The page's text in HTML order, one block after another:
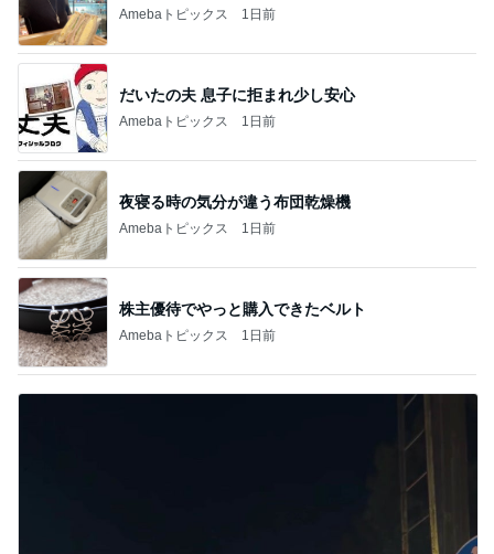
Amebaトピックス 1日前
だいたの夫 息子に拒まれ少し安心
Amebaトピックス 1日前
夜寝る時の気分が違う布団乾燥機
Amebaトピックス 1日前
株主優待でやっと購入できたベルト
Amebaトピックス 1日前